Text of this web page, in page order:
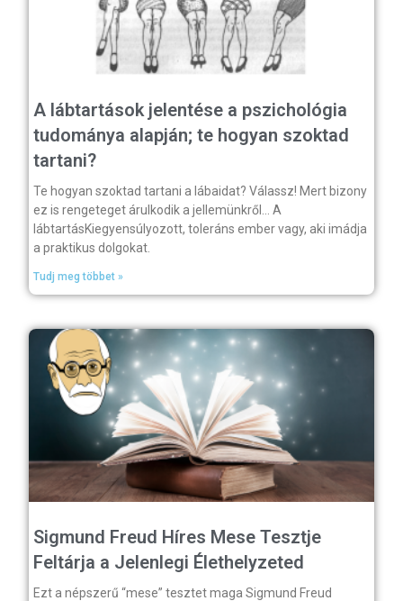
A lábtartások jelentése a pszichológia
tudománya alapján; te hogyan szoktad
tartani?
Te hogyan szoktad tartani a lábaidat? Válassz! Mert bizony
ez is rengeteget árulkodik a jellemünkről… A
lábtartásKiegyensúlyozott, toleráns ember vagy, aki imádja
a praktikus dolgokat.
Tudj meg többet »
Sigmund Freud Híres Mese Tesztje
Feltárja a Jelenlegi Élethelyzeted
Ezt a népszerű “mese” tesztet maga Sigmund Freud